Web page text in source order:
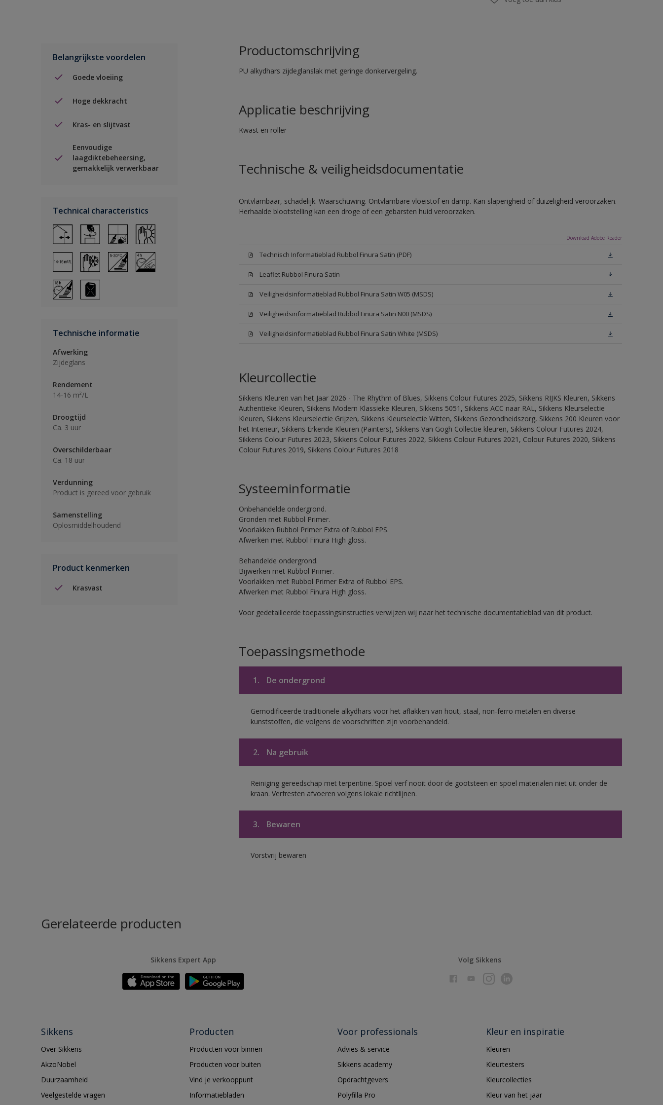
Belangrijkste voordelen
Goede vloeiing
Hoge dekkracht
Kras- en slijtvast
Eenvoudige
laagdiktebeheersing,
gemakkelijk verwerkbaar
Technical characteristics
Technische informatie
Afwerking
Zijdeglans
Rendement
14-16 m²/L
Droogtijd
Ca. 3 uur
Overschilderbaar
Ca. 18 uur
Verdunning
Product is gereed voor gebruik
Samenstelling
Oplosmiddelhoudend
Product kenmerken
Krasvast
Productomschrijving
PU alkydhars zijdeglanslak met geringe donkervergeling.
Applicatie beschrijving
Kwast en roller
Technische & veiligheidsdocumentatie
Ontvlambaar, schadelijk. Waarschuwing. Ontvlambare vloeistof en damp. Kan slaperigheid of duizeligheid veroorzaken.
Herhaalde blootstelling kan een droge of een gebarsten huid veroorzaken.
Download Adobe Reader
Technisch Informatieblad Rubbol Finura Satin (PDF)
Leaflet Rubbol Finura Satin
Veiligheidsinformatieblad Rubbol Finura Satin W05 (MSDS)
Veiligheidsinformatieblad Rubbol Finura Satin N00 (MSDS)
Veiligheidsinformatieblad Rubbol Finura Satin White (MSDS)
Kleurcollectie
Sikkens Kleuren van het Jaar 2026 - The Rhythm of Blues, Sikkens Colour Futures 2025, Sikkens RIJKS Kleuren, Sikkens
Authentieke Kleuren, Sikkens Modern Klassieke Kleuren, Sikkens 5051, Sikkens ACC naar RAL, Sikkens Kleurselectie
Kleuren, Sikkens Kleurselectie Grijzen, Sikkens Kleurselectie Witten, Sikkens Gezondheidszorg, Sikkens 200 Kleuren voor
het Interieur, Sikkens Erkende Kleuren (Painters), Sikkens Van Gogh Collectie kleuren, Sikkens Colour Futures 2024,
Sikkens Colour Futures 2023, Sikkens Colour Futures 2022, Sikkens Colour Futures 2021, Colour Futures 2020, Sikkens
Colour Futures 2019, Sikkens Colour Futures 2018
Systeeminformatie
Onbehandelde ondergrond.
Gronden met Rubbol Primer.
Voorlakken Rubbol Primer Extra of Rubbol EPS.
Afwerken met Rubbol Finura High gloss.
Behandelde ondergrond.
Bijwerken met Rubbol Primer.
Voorlakken met Rubbol Primer Extra of Rubbol EPS.
Afwerken met Rubbol Finura High gloss.
Voor gedetailleerde toepassingsinstructies verwijzen wij naar het technische documentatieblad van dit product.
Toepassingsmethode
1. De ondergrond
Gemodificeerde traditionele alkydhars voor het aflakken van hout, staal, non-ferro metalen en diverse
kunststoffen, die volgens de voorschriften zijn voorbehandeld.
2. Na gebruik
Reiniging gereedschap met terpentine. Spoel verf nooit door de gootsteen en spoel materialen niet uit onder de
kraan. Verfresten afvoeren volgens lokale richtlijnen.
3. Bewaren
Vorstvrij bewaren
Gerelateerde producten
Sikkens Expert App Volg Sikkens
Sikkens
Over Sikkens
AkzoNobel
Duurzaamheid
Veelgestelde vragen
Producten
Producten voor binnen
Producten voor buiten
Vind je verkooppunt
Informatiebladen
Voor professionals
Advies & service
Sikkens academy
Opdrachtgevers
Polyfilla Pro
Kleur en inspiratie
Kleuren
Kleurtesters
Kleurcollecties
Kleur van het jaar